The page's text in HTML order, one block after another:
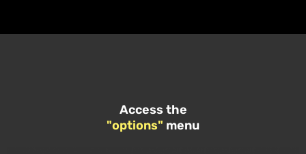
Access the
"options" menu